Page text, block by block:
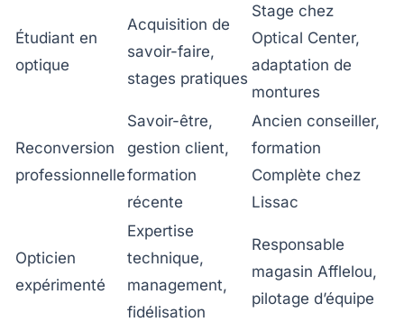
Étudiant en
optique
Acquisition de
savoir-faire,
stages pratiques
Stage chez
Optical Center,
adaptation de
montures
Reconversion
professionnelle
Savoir-être,
gestion client,
formation
récente
Ancien conseiller,
formation
Complète chez
Lissac
Opticien
expérimenté
Expertise
technique,
management,
fidélisation
Responsable
magasin Afflelou,
pilotage d’équipe